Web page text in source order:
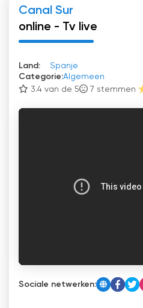
Canal Sur
online - Tv live
Land:
Spanje
Categorie:Algemeen
3.4 van de 5
7 stemmen
Sociale netwerken: